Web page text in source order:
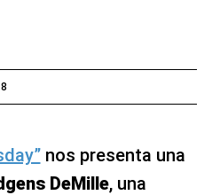
nos presenta una
DeMille, una